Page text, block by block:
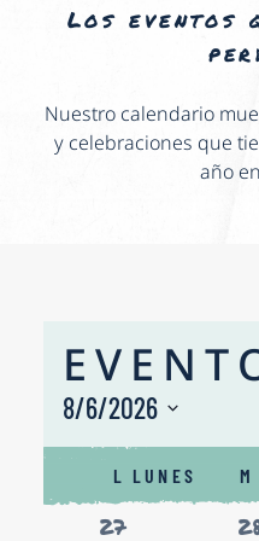
Los eventos
Nuestro calendario
y celebraciones que
año
8/6/2026
Seleccionar
fecha.
DE
L LUNES
0
27
0